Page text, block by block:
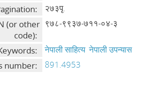
२७३पृ.
(or other
code):
९७८-९९३७-७११-०४-३
नेपाली साहित्य नेपाली उपन्यास
number:
891.4953